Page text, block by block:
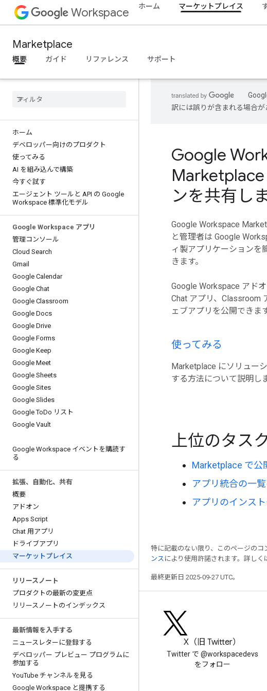
Workspace ホーム マーケットプレイス
Marketplace
概要 ガイド リファレンス サポート
ホーム
デベロッパー向けのプロダクト
使ってみる
AI を組み込んで構築
今すぐ試す
エージェント ツールと API の Google
Workspace 標準化モデル
Google Workspace アプリ
管理コンソール
Cloud Search
Gmail
Google Calendar
Google Chat
Google Classroom
Google Docs
Google Drive
Google Forms
Google Keep
Google Meet
Google Sheets
Google Sites
Google Slides
Google ToDo リスト
Google Vault
Google Workspace イベントを購読す
る
拡張、自動化、共有
概要
アドオン
Apps Script
Chat 用アプリ
ドライブアプリ
マーケットプレイス
リリースノート
プロダクトの最新の変更点
リリースノートのインデックス
最新情報を入手する
ニュースレターに登録する
デベロッパー プレビュー プログラムに
参加する
YouTube チャンネルを見る
Google Workspace と提携する
訳には誤りが含まれる場合が
Google
Marketplace
ンを共有し
Google Workspace
と管理者は Google
ィ製アプリケーションを
きます。
Google Workspace アド
Chat アプリ、Classroom
ェブアプリを公開できます
使ってみる
Marketplace にソリュー
する方法について説明しま
上位のタス
Marketplace で公
アプリ統合の一
アプリのインス
特に記載のない限り、このページのコ
ンス により使用許諾されます。詳しく
最終更新日 2025-09-27 UTC。
ブログ
Google Workspace Developers
X（旧 Twitter）
Twitter で @workspacedevs
をフォロー